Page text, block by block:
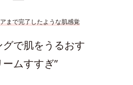
まで完了したような肌感覚
で肌をうるおす
ームすすぎ”